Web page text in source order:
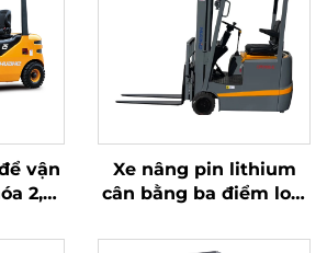
vận
2,5
lên
Xe nâng pin lithium
cân bằng ba điểm loại
Trung Quốc, giá cả